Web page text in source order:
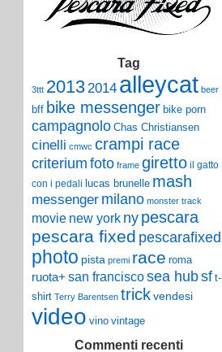
Tag
3ttt 20132014 alleycat beer
bff bike messenger bike porn
campagnolo Chas Christiansen
cinelli cmwc crampi race
criterium foto frame giretto il gatto
con i pedali lucas brunelle mash
messenger milano monster track
movie new york nypescara
pescara fixed pescarafixed
photo pista premi race roma
ruota+ san franciscosea hubsf t-
shirt Terry Barentsen trickvendesi
video vino vintage
Commenti recenti